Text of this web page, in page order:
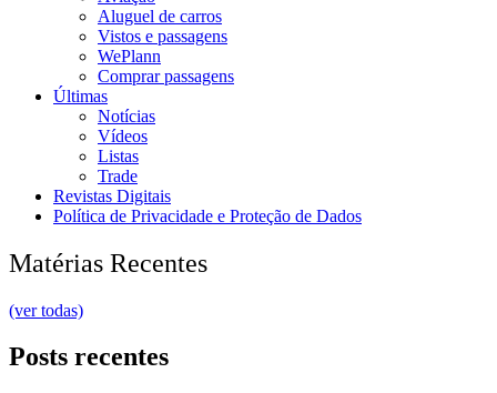
Aluguel de carros
Vistos e passagens
WePlann
Comprar passagens
Últimas
Notícias
Vídeos
Listas
Trade
Revistas Digitais
Política de Privacidade e Proteção de Dados
Matérias Recentes
(ver todas)
Posts recentes